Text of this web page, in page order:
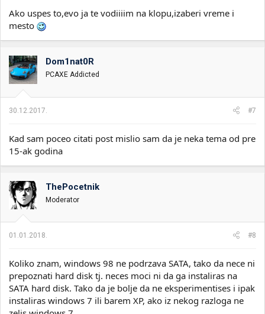
Ako uspes to,evo ja te vodiiiim na klopu,izaberi vreme i
mesto
Dom1nat0R
PCAXE Addicted
30.12.2017. #7
Kad sam poceo citati post mislio sam da je neka tema od pre
15-ak godina
ThePocetnik
Moderator
01.01.2018. #8
Koliko znam, windows 98 ne podrzava SATA, tako da nece ni
prepoznati hard disk tj. neces moci ni da ga instaliras na
SATA hard disk. Tako da je bolje da ne eksperimentises i ipak
instaliras windows 7 ili barem XP, ako iz nekog razloga ne